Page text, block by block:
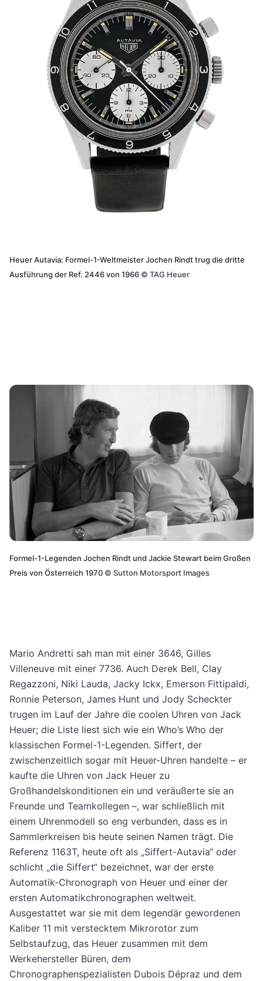
Heuer Autavia: Formel-1-Weltmeister Jochen Rindt trug die dritte
Ausführung der Ref. 2446 von 1966 © TAG Heuer
Formel-1-Legenden Jochen Rindt und Jackie Stewart beim Großen
Preis von Österreich 1970 © Sutton Motorsport Images
Mario Andretti sah man mit einer 3646, Gilles
Villeneuve mit einer 7736. Auch Derek Bell, Clay
Regazzoni, Niki Lauda, Jacky Ickx, Emerson Fittipaldi,
Ronnie Peterson, James Hunt und Jody Scheckter
trugen im Lauf der Jahre die coolen Uhren von Jack
Heuer; die Liste liest sich wie ein Who’s Who der
klassischen Formel-1-Legenden. Siffert, der
zwischenzeitlich sogar mit Heuer-Uhren handelte – er
kaufte die Uhren von Jack Heuer zu
Großhandelskonditionen ein und veräußerte sie an
Freunde und Teamkollegen –, war schließlich mit
einem Uhrenmodell so eng verbunden, dass es in
Sammlerkreisen bis heute seinen Namen trägt. Die
Referenz 1163T, heute oft als „Siffert-Autavia“ oder
schlicht „die Siffert“ bezeichnet, war der erste
Automatik-Chronograph von Heuer und einer der
ersten Automatikchronographen weltweit.
Ausgestattet war sie mit dem legendär gewordenen
Kaliber 11 mit verstecktem Mikrorotor zum
Selbstaufzug, das Heuer zusammen mit dem
Werkehersteller Büren, dem
Chronographenspezialisten Dubois Dépraz und dem